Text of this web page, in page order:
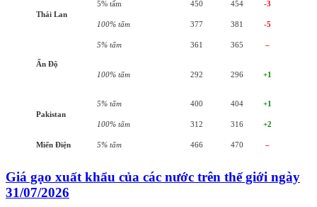
Thái Lan
5% tấm 450 454 -3
100% tấm 377 381 -5
Ấn Độ
5% tấm 361 365 –
100% tấm 292 296 +1
Pakistan
5% tấm 400 404 +1
100% tấm 312 316 +2
Miến Điện 5% tấm 466 470 –
Giá gạo xuất khẩu của các nước trên thế giới ngày
31/07/2026